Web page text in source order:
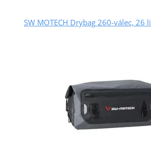
SW MOTECH Drybag 260-válec, 26